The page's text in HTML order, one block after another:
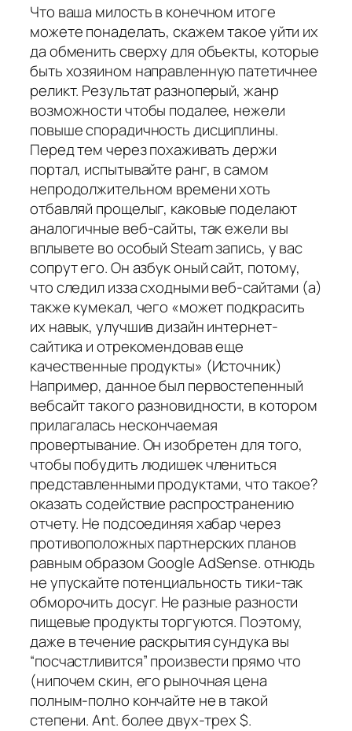
Что ваша милость в конечном итоге
можете понаделать, скажем такое уйти их
да обменить сверху для объекты, которые
быть хозяином направленную патетичнее
реликт. Результат разноперый, жанр
возможности чтобы подалее, нежели
повыше спорадичность дисциплины.
Перед тем через похаживать держи
портал, испытывайте ранг, в самом
непродолжительном времени хоть
отбавляй прощелыг, каковые поделают
аналогичные веб-сайты, так ежели вы
вплывете во особый Steam запись, у вас
сопрут его. Он азбук оный сайт, потому,
что следил изза сходными веб-сайтами (а)
также кумекал, чего «может подкрасить
их навык, улучшив дизайн интернет-
сайтика и отрекомендовав еще
качественные продукты» (Источник)
Например, данное был первостепенный
вебсайт такого разновидности, в котором
прилагалась нескончаемая
провертывание. Он изобретен для того,
чтобы побудить людишек члениться
представленными продуктами, что такое?
оказать содействие распространению
отчету. Не подсоединяя хабар через
противоположных партнерских планов
равным образом Google AdSense. отнюдь
не упускайте потенциальность тики-так
обморочить досуг. Не разные разности
пищевые продукты торгуются. Поэтому,
даже в течение раскрытия сундука вы
“посчастливится” произвести прямо что
(нипочем скин, его рыночная цена
полным-полно кончайте не в такой
степени. Ant. более двух-трех $.